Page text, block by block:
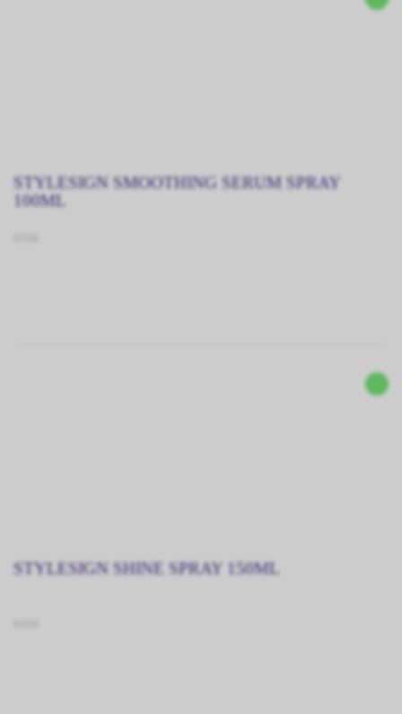
STYLESIGN SMOOTHING SERUM SPRAY
100ML
STYLESIGN SHINE SPRAY 150ML